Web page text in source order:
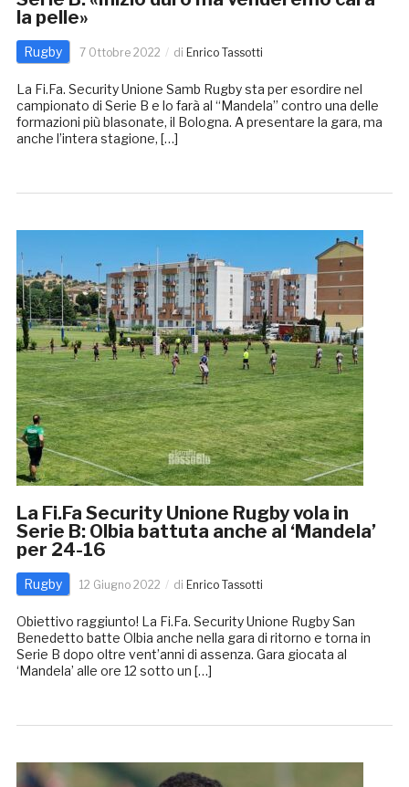
la pelle»
Rugby 7 Ottobre 2022 di Enrico Tassotti
La Fi.Fa. Security Unione Samb Rugby sta per esordire nel
campionato di Serie B e lo farà al “Mandela” contro una delle
formazioni più blasonate, il Bologna. A presentare la gara, ma
anche l’intera stagione, […]
La Fi.Fa Security Unione Rugby vola in
Serie B: Olbia battuta anche al ‘Mandela’
per 24-16
Rugby 12 Giugno 2022 di Enrico Tassotti
Obiettivo raggiunto! La Fi.Fa. Security Unione Rugby San
Benedetto batte Olbia anche nella gara di ritorno e torna in
Serie B dopo oltre vent’anni di assenza. Gara giocata al
‘Mandela’ alle ore 12 sotto un […]